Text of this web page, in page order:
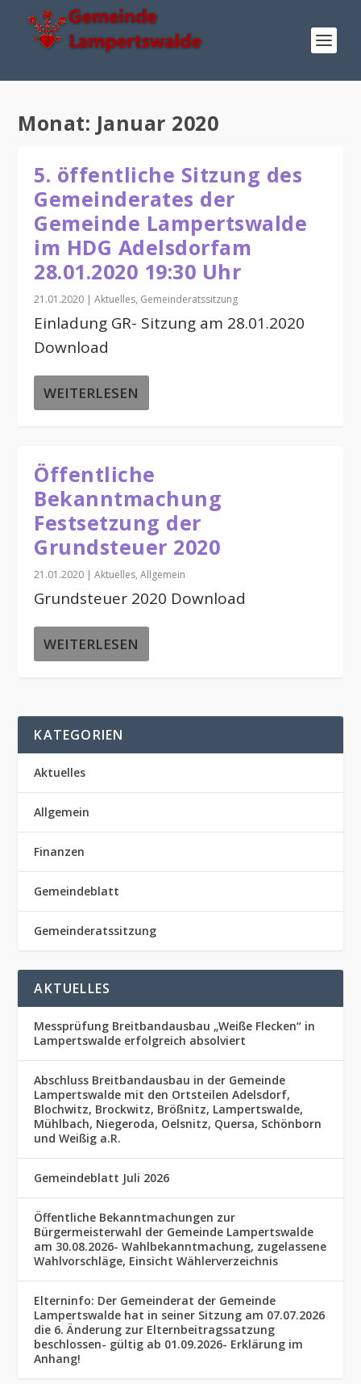
Monat: Januar 2020
5. öffentliche Sitzung des
Gemeinderates der
Gemeinde Lampertswalde
im HDG Adelsdorfam
28.01.2020 19:30 Uhr
21.01.2020 |Aktuelles, Gemeinderatssitzung
Einladung GR- Sitzung am 28.01.2020
Download
WEITERLESEN
Öffentliche
Bekanntmachung
Festsetzung der
Grundsteuer 2020
21.01.2020 |Aktuelles,Allgemein
Grundsteuer 2020 Download
WEITERLESEN
KATEGORIEN
Aktuelles
Allgemein
Finanzen
Gemeindeblatt
Gemeinderatssitzung
AKTUELLES
Messprüfung Breitbandausbau „Weiße Flecken“ in
Lampertswalde erfolgreich absolviert
Abschluss Breitbandausbau in der Gemeinde
Lampertswalde mit den Ortsteilen Adelsdorf,
Blochwitz, Brockwitz, Brößnitz, Lampertswalde,
Mühlbach, Niegeroda, Oelsnitz, Quersa, Schönborn
und Weißig a.R.
Gemeindeblatt Juli 2026
Öffentliche Bekanntmachungen zur
Bürgermeisterwahl der Gemeinde Lampertswalde
am 30.08.2026- Wahlbekanntmachung, zugelassene
Wahlvorschläge, Einsicht Wählerverzeichnis
Elterninfo: Der Gemeinderat der Gemeinde
Lampertswalde hat in seiner Sitzung am 07.07.2026
die 6. Änderung zur Elternbeitragssatzung
beschlossen- gültig ab 01.09.2026- Erklärung im
Anhang!